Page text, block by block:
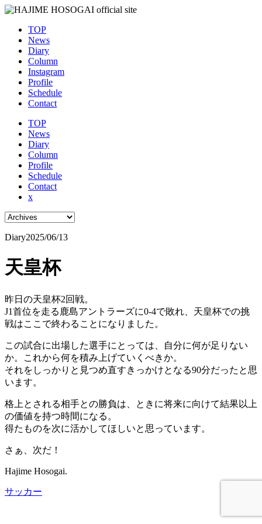
TOP
News
Diary
Column
Instagram
Profile
Schedule
Contact
TOP
News
Diary
Column
Profile
Schedule
Contact
x
Diary2025/06/13
天皇杯
昨日の天皇杯2回戦。
J1首位を走る鹿島アントラーズに0-4で敗れ、天皇杯での挑
戦はここで終わることになりました。
この試合に出場した選手にとっては、自分に何が足りない
か。これから何を積み上げていくべきか。
それをしっかりと見つめ直すきっかけとなる90分だったと思
います。
格上とされる相手との勝負は、ときに将来に向けて結果以上
の価値を持つ時間になる。
得たものを次に活かしてほしいと思っています。
さぁ、次だ！
Hajime Hosogai.
サッカー